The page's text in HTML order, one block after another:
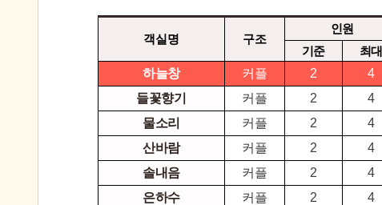
객실명 구조
인원
기준
최대
하늘창
커플 2 4
들꽃향기
커플 2 4
물소리
커플 2 4
산바람
커플 2 4
솔내음
커플 2 4
은하수
커플 2 4